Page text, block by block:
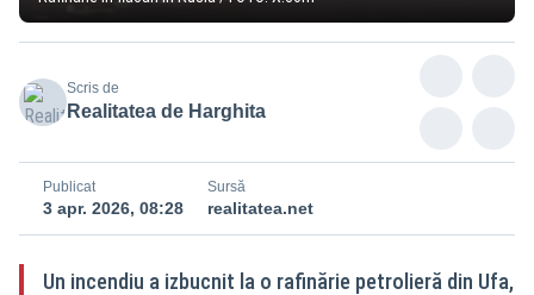
Scris de
Realitatea de Harghita
Publicat
3 apr. 2026, 08:28
Sursă
realitatea.net
Un incendiu a izbucnit la o rafinărie petrolieră din Ufa,